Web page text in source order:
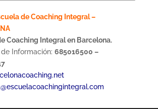
de Coaching Integral –
Coaching Integral en Barcelona.
Información: 685016500 –